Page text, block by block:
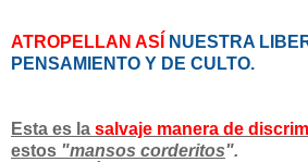
ATROPELLAN ASÍ
NUESTRA
PENSAMIENTO Y DE CULTO.
Esta es la salvaje manera de
estos "mansos corderitos".